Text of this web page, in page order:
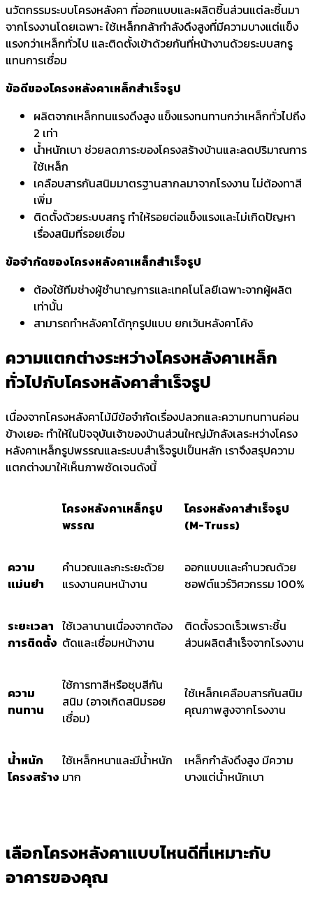
นวัตกรรมระบบโครงหลังคา ที่ออกแบบและผลิตชิ้นส่วนแต่ละชิ้นมา
จากโรงงานโดยเฉพาะ ใช้เหล็กกล้ากำลังดึงสูงที่มีความบางแต่แข็ง
แรงกว่าเหล็กทั่วไป และติดตั้งเข้าด้วยกันที่หน้างานด้วยระบบสกรู
แทนการเชื่อม
ข้อดีของโครงหลังคาเหล็กสำเร็จรูป
ผลิตจากเหล็กทนแรงดึงสูง แข็งแรงทนทานกว่าเหล็กทั่วไปถึง
2 เท่า
น้ำหนักเบา ช่วยลดภาระของโครงสร้างบ้านและลดปริมาณการ
ใช้เหล็ก
เคลือบสารกันสนิมมาตรฐานสากลมาจากโรงงาน ไม่ต้องทาสี
เพิ่ม
ติดตั้งด้วยระบบสกรู ทำให้รอยต่อแข็งแรงและไม่เกิดปัญหา
เรื่องสนิมที่รอยเชื่อม
ข้อจำกัดของโครงหลังคาเหล็กสำเร็จรูป
ต้องใช้ทีมช่างผู้ชำนาญการและเทคโนโลยีเฉพาะจากผู้ผลิต
เท่านั้น
สามารถทำหลังคาได้ทุกรูปแบบ ยกเว้นหลังคาโค้ง
ความแตกต่างระหว่างโครงหลังคาเหล็ก
ทั่วไปกับโครงหลังคาสำเร็จรูป
เนื่องจากโครงหลังคาไม้มีข้อจำกัดเรื่องปลวกและความทนทานค่อน
ข้างเยอะ ทำให้ในปัจจุบันเจ้าของบ้านส่วนใหญ่มักลังเลระหว่างโครง
หลังคาเหล็กรูปพรรณและระบบสำเร็จรูปเป็นหลัก เราจึงสรุปความ
แตกต่างมาให้เห็นภาพชัดเจนดังนี้
โครงหลังคาเหล็กรูป
พรรณ
โครงหลังคาสำเร็จรูป
(M-Truss)
ความ
แม่นยำ
คำนวณและกะระยะด้วย
แรงงานคนหน้างาน
ออกแบบและคำนวณด้วย
ซอฟต์แวร์วิศวกรรม 100%
ระยะเวลา
การติดตั้ง
ใช้เวลานานเนื่องจากต้อง
ตัดและเชื่อมหน้างาน
ติดตั้งรวดเร็วเพราะชิ้น
ส่วนผลิตสำเร็จจากโรงงาน
ความ
ทนทาน
ใช้การทาสีหรือชุบสีกัน
สนิม (อาจเกิดสนิมรอย
เชื่อม)
ใช้เหล็กเคลือบสารกันสนิม
คุณภาพสูงจากโรงงาน
น้ำหนัก
โครงสร้าง
ใช้เหล็กหนาและมีน้ำหนัก
มาก
เหล็กกำลังดึงสูง มีความ
บางแต่น้ำหนักเบา
เลือกโครงหลังคาแบบไหนดีที่เหมาะกับ
อาคารของคุณ